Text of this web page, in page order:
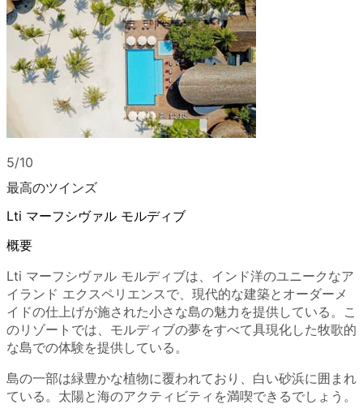
5/10
最高のツインズ
Lti マーフシヴァル モルディブ
概要
Lti マーフシヴァル モルディブは、インド洋のユニークなア
イランド エクスペリエンスで、現代的な建築とオーダーメ
イドの仕上げが施された小さな島の魅力を提供している。こ
のリゾートでは、モルディブの夢をすべて具現化した牧歌的
な島での体験を提供している。
島の一部は緑豊かな植物に覆われており、白い砂浜に囲まれ
ている。太陽と海のアクティビティを満喫できるでしょう。